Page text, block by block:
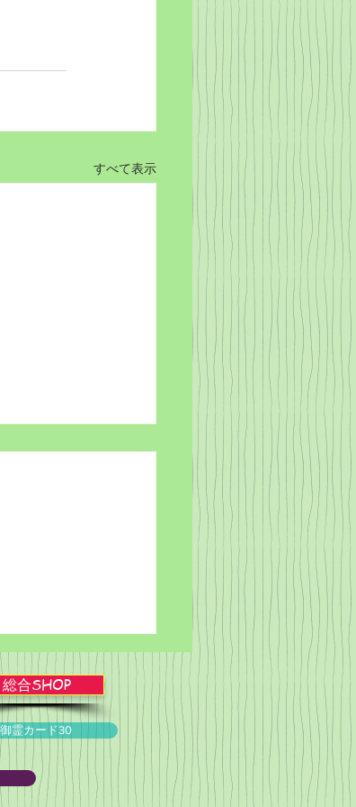
すべて表示
しばい★スライ
総合SHOP
御霊カード30